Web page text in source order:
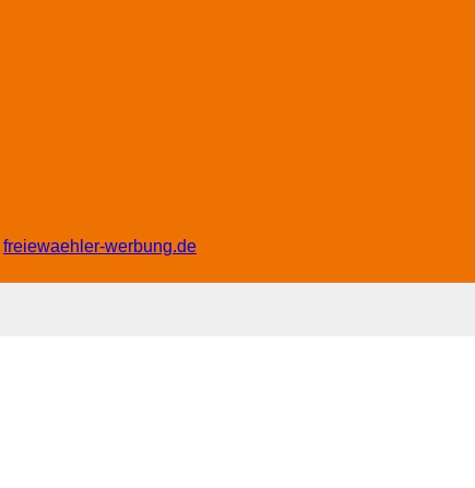
freiewaehler-werbung.de